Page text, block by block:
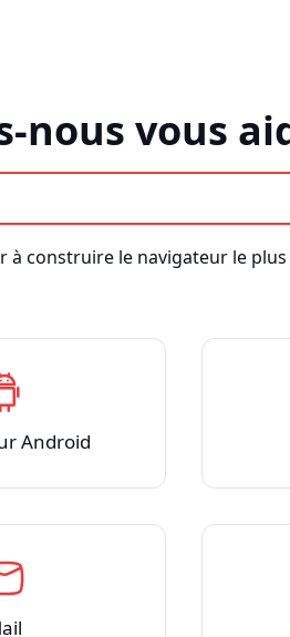
nous vous
à construire le navigateur le
Android